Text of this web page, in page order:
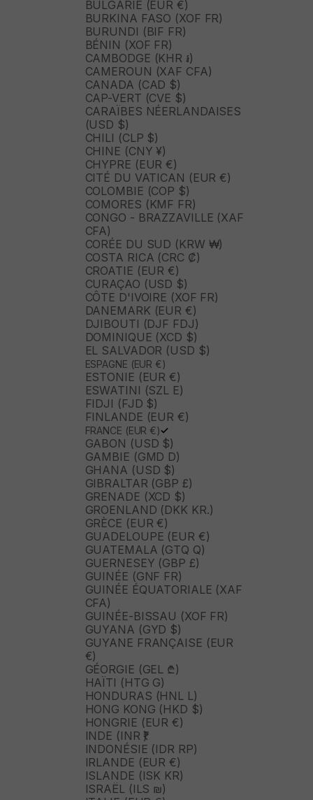
BULGARIE (EUR €)
BURKINA FASO (XOF FR)
BURUNDI (BIF FR)
BÉNIN (XOF FR)
CAMBODGE (KHR ៛)
CAMEROUN (XAF CFA)
CANADA (CAD $)
CAP-VERT (CVE $)
CARAÏBES NÉERLANDAISES
(USD $)
CHILI (CLP $)
CHINE (CNY ¥)
CHYPRE (EUR €)
CITÉ DU VATICAN (EUR €)
COLOMBIE (COP $)
COMORES (KMF FR)
CONGO - BRAZZAVILLE (XAF
CFA)
CORÉE DU SUD (KRW ₩)
COSTA RICA (CRC ₡)
CROATIE (EUR €)
CURAÇAO (USD $)
CÔTE D'IVOIRE (XOF FR)
DANEMARK (EUR €)
DJIBOUTI (DJF FDJ)
DOMINIQUE (XCD $)
EL SALVADOR (USD $)
ESPAGNE (EUR €)
ESTONIE (EUR €)
ESWATINI (SZL E)
FIDJI (FJD $)
FINLANDE (EUR €)
FRANCE (EUR €)
GABON (USD $)
GAMBIE (GMD D)
GHANA (USD $)
GIBRALTAR (GBP £)
GRENADE (XCD $)
GROENLAND (DKK KR.)
GRÈCE (EUR €)
GUADELOUPE (EUR €)
GUATEMALA (GTQ Q)
GUERNESEY (GBP £)
GUINÉE (GNF FR)
GUINÉE ÉQUATORIALE (XAF
CFA)
GUINÉE-BISSAU (XOF FR)
GUYANA (GYD $)
GUYANE FRANÇAISE (EUR
€)
GÉORGIE (GEL ₾)
HAÏTI (HTG G)
HONDURAS (HNL L)
HONG KONG (HKD $)
HONGRIE (EUR €)
INDE (INR ₹)
INDONÉSIE (IDR RP)
IRLANDE (EUR €)
ISLANDE (ISK KR)
ISRAËL (ILS ₪)